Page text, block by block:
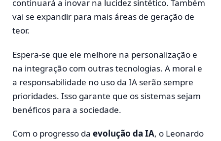
continuará a inovar na lucidez sintético. Também
vai se expandir para mais áreas de geração de
teor.
Espera-se que ele melhore na personalização e
na integração com outras tecnologias. A moral e
a responsabilidade no uso da IA serão sempre
prioridades. Isso garante que os sistemas sejam
benéficos para a sociedade.
Com o progresso da evolução da IA, o Leonardo